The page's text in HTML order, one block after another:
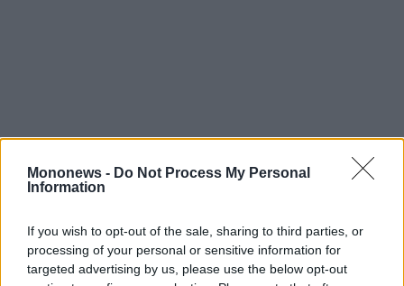
Mononews - Do Not Process My Personal
Information
If you wish to opt-out of the sale, sharing to third parties, or
processing of your personal or sensitive information for
targeted advertising by us, please use the below opt-out
ξανά στο παιχνίδι ως επισκευαστικό κόμβο
στη Μεσόγειο», δήλωσε ο ειδικός σε θέματα